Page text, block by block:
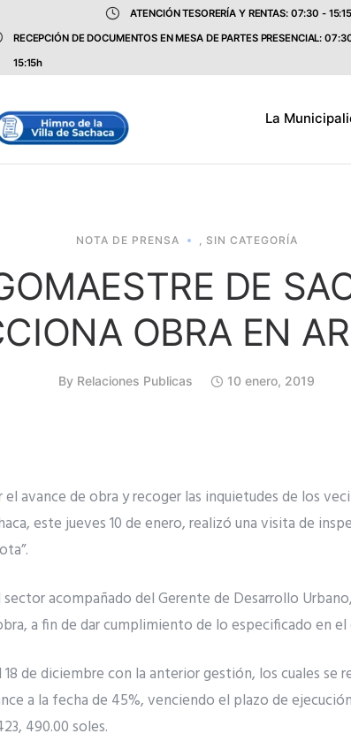
ATENCIÓN TESORERÍA Y RENTAS: 07:30 -
RECEPCIÓN DE DOCUMENTOS EN MESA DE PARTES PRESENCIAL:
15:15h
La
NOTA DE PRENSA SIN CATEGORÍA
DE
OBRA EN
By Relaciones Publicas 10 enero, 2019
avance de obra y recoger las inquietudes de los
este jueves 10 de enero, realizó una visita de
acompañado del Gerente de Desarrollo
a fin de dar cumplimiento de lo especificado en
de diciembre con la anterior gestión, los cuales se
a la fecha de 45%, venciendo el plazo de
490.00 soles.